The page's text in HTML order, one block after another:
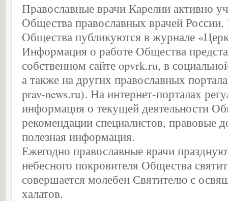
Православные врачи Карелии активно
Общества православных врачей
Общества публикуются в журнале
Информация о работе Общества
собственном сайте opvrk.ru, в
а также на других православных
prav-news.ru). На интернет-порталах
информация о текущей деятельности
рекомендации специалистов, правовые
полезная информация.
Ежегодно православные врачи
небесного покровителя Общества
совершается молебен Святителю с
халатов.